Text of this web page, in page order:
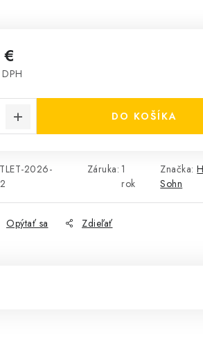
DO KOŠÍKA
2026-
Záruka: 1
rok
Značka:
Sohn
Opýtať sa Zdieľať